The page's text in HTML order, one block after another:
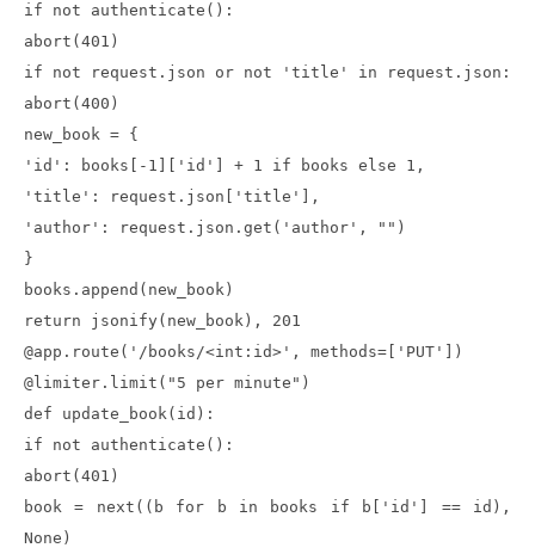
if not authenticate():
abort(401)
if not request.json or not 'title' in request.json:
abort(400)
new_book = {
'id': books[-1]['id'] + 1 if books else 1,
'title': request.json['title'],
'author': request.json.get('author', "")
}
books.append(new_book)
return jsonify(new_book), 201
@app.route('/books/<int:id>', methods=['PUT'])
@limiter.limit("5 per minute")
def update_book(id):
if not authenticate():
abort(401)
book = next((b for b in books if b['id'] == id),
None)